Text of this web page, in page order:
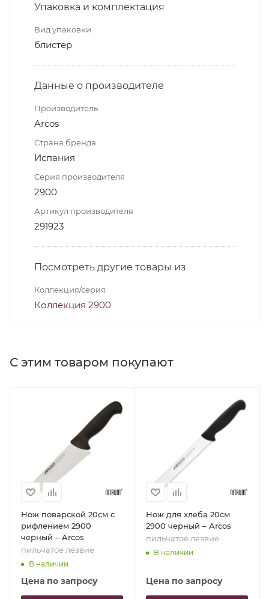
Упаковка и комплектация
Вид упаковки
блистер
Данные о производителе
Производитель
Arcos
Страна бренда
Испания
Серия производителя
2900
Артикул производителя
291923
Посмотреть другие товары из
Коллекция/серия
Коллекция 2900
С этим товаром покупают
Нож поварской 20см с
рифлением 2900
черный – Arcos
пильчатое лезвие
В наличии
Цена по запросу
Нож для хлеба 20см
2900 черный – Arcos
пильчатое лезвие
В наличии
Цена по запросу